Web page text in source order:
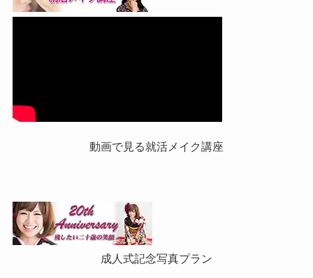
動画で見る就活メイク講座
成人式記念写真プラン